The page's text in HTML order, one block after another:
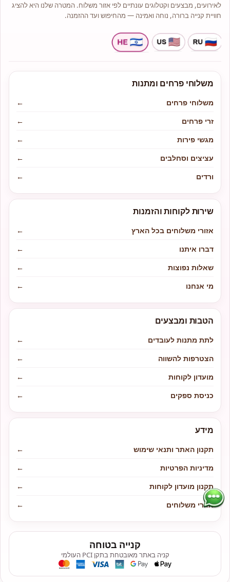
לאירועים, מבצעים וקטלוגים עונתיים לפי אזור משלוח. המטרה שלנו היא להציג
חוויית קנייה ברורה, נוחה ואמינה — מהחיפוש ועד ההזמנה.
משלוחי פרחים ומתנות
משלוחי פרחים
←
זרי פרחים
←
מגשי פירות
←
עציצים וסחלבים
←
ורדים
←
שירות לקוחות והזמנות
אזורי משלוחים בכל הארץ
←
דברו איתנו
←
שאלות נפוצות
←
מי אנחנו
←
הטבות ומבצעים
לתת מתנות לעובדים
←
הצטרפות להשווה
←
מועדון לקוחות
←
כניסת ספקים
←
מידע
תקנון האתר ותנאי שימוש
←
מדיניות הפרטיות
←
תקנון מועדון לקוחות
←
אזורי משלוחים
←
קנייה בטוחה
קניה באתר מאובטחת בתקן PCI העולמי